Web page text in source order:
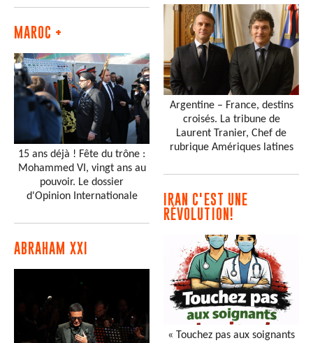
MAROC +
15 ans déjà ! Fête du trône :
Mohammed VI, vingt ans au
pouvoir. Le dossier
d'Opinion Internationale
ABRAHAM XXI
Argentine – France, destins
croisés. La tribune de
Laurent Tranier, Chef de
rubrique Amériques latines
IRAN C'EST UNE
RÉVOLUTION!
« Touchez pas aux soignants